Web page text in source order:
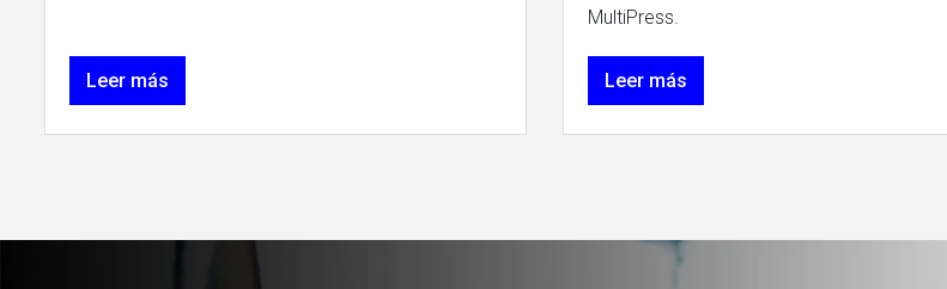
Leer más
MultiPress.
Leer más